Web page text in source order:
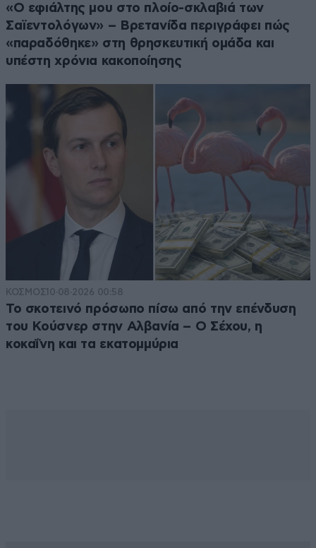
«Ο εφιάλτης μου στο πλοίο-σκλαβιά των
Σαϊεντολόγων» – Βρετανίδα περιγράφει πώς
«παραδόθηκε» στη θρησκευτική ομάδα και
υπέστη χρόνια κακοποίησης
ΚΟΣΜΟΣ10·08·2026 00:58
Το σκοτεινό πρόσωπο πίσω από την επένδυση
του Κούσνερ στην Αλβανία – Ο Σέχου, η
κοκαΐνη και τα εκατομμύρια